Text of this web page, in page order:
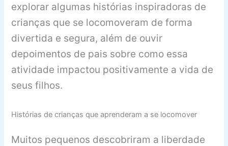
explorar algumas histórias inspiradoras de
crianças que se locomoveram de forma
divertida e segura, além de ouvir
depoimentos de pais sobre como essa
atividade impactou positivamente a vida de
seus filhos.
Histórias de crianças que aprenderam a se locomover
Muitos pequenos descobriram a liberdade